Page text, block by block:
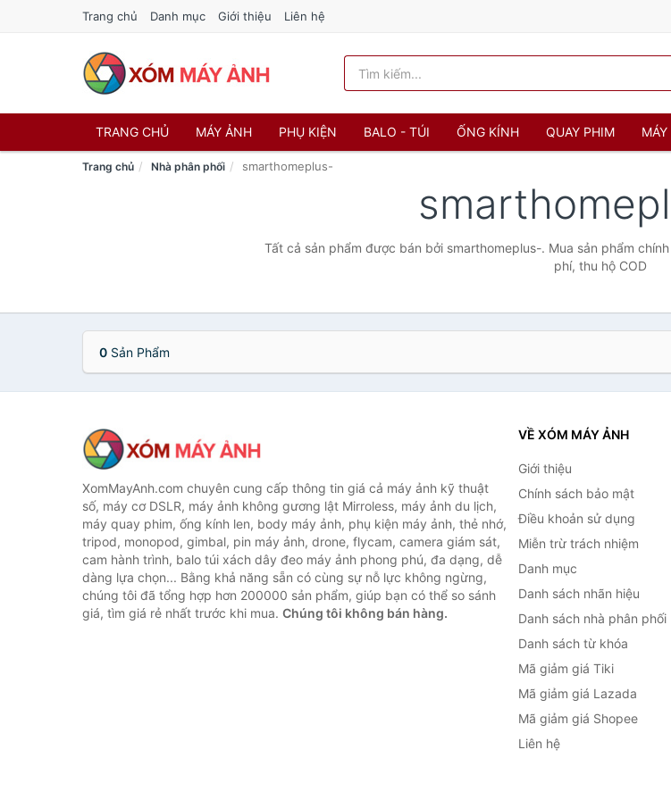
Trang chủ Danh mục Giới thiệu Liên hệ
TRANG CHỦ MÁY ẢNH PHỤ KIỆN BALO - TÚI ỐNG KÍNH QUAY PHIM MÁY
Trang chủ Nhà phân phối smarthomeplus-
Tất cả sản phẩm được bán bởi smarthomeplus-. Mua sản phẩm
phí, thu hộ COD
0 Sản Phẩm
XomMayAnh.com chuyên cung cấp thông tin giá cả máy ảnh kỹ thuật
số, máy cơ DSLR, máy ảnh không gương lật Mirroless, máy ảnh du lịch,
máy quay phim, ống kính len, body máy ảnh, phụ kiện máy ảnh, thẻ nhớ,
tripod, monopod, gimbal, pin máy ảnh, drone, flycam, camera giám sát,
cam hành trình, balo túi xách dây đeo máy ảnh phong phú, đa dạng, dễ
dàng lựa chọn... Bằng khả năng sẵn có cùng sự nỗ lực không ngừng,
chúng tôi đã tổng hợp hơn 200000 sản phẩm, giúp bạn có thể so sánh
giá, tìm giá rẻ nhất trước khi mua. Chúng tôi không bán hàng.
VỀ XÓM MÁY ẢNH
Giới thiệu
Chính sách bảo mật
Điều khoản sử dụng
Miễn trừ trách nhiệm
Danh mục
Danh sách nhãn hiệu
Danh sách nhà phân phối
Danh sách từ khóa
Mã giảm giá Tiki
Mã giảm giá Lazada
Mã giảm giá Shopee
Liên hệ